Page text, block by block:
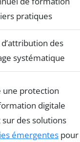
pratiques
des
systématique
une protection
digitale
sur des solutions
émergentes pour